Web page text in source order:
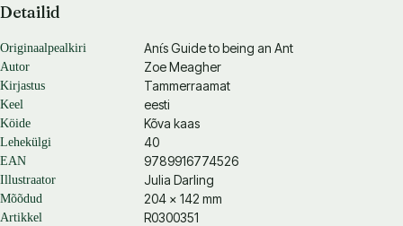
Detailid
Originaalpealkiri Ant́s Guide to being an Ant
Autor Zoe Meagher
Kirjastus Tammerraamat
Keel eesti
Köide Kõva kaas
Lehekülgi 40
EAN 9789916774526
Illustraator Julia Darling
Mõõdud 204 × 142 mm
Artikkel R0300351